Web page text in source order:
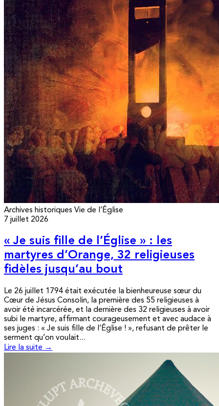
Archives historiques Vie de l’Église
7 juillet 2026
« Je suis fille de l’Église » : les
martyres d’Orange, 32 religieuses
fidèles jusqu’au bout
Le 26 juillet 1794 était exécutée la bienheureuse sœur du
Cœur de Jésus Consolin, la première des 55 religieuses à
avoir été incarcérée, et la dernière des 32 religieuses à avoir
subi le martyre, affirmant courageusement et avec audace à
ses juges : « Je suis fille de l’Église ! », refusant de prêter le
serment qu’on voulait...
Lire la suite →